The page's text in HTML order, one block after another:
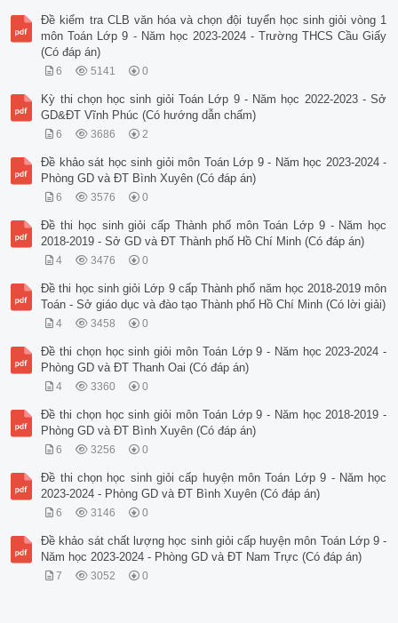
Đề kiểm tra CLB văn hóa và chọn đội tuyển học sinh giỏi vòng 1
môn Toán Lớp 9 - Năm học 2023-2024 - Trường THCS Cầu Giấy
(Có đáp án)
6 5141 0
Kỳ thi chọn học sinh giỏi Toán Lớp 9 - Năm học 2022-2023 - Sở
GD&ĐT Vĩnh Phúc (Có hướng dẫn chấm)
6 3686 2
Đề khảo sát học sinh giỏi môn Toán Lớp 9 - Năm học 2023-2024 -
Phòng GD và ĐT Bình Xuyên (Có đáp án)
6 3576 0
Đề thi học sinh giỏi cấp Thành phố môn Toán Lớp 9 - Năm học
2018-2019 - Sở GD và ĐT Thành phố Hồ Chí Minh (Có đáp án)
4 3476 0
Đề thi học sinh giỏi Lớp 9 cấp Thành phố năm học 2018-2019 môn
Toán - Sở giáo dục và đào tạo Thành phố Hồ Chí Minh (Có lời giải)
4 3458 0
Đề thi chọn học sinh giỏi môn Toán Lớp 9 - Năm học 2023-2024 -
Phòng GD và ĐT Thanh Oai (Có đáp án)
4 3360 0
Đề thi chọn học sinh giỏi môn Toán Lớp 9 - Năm học 2018-2019 -
Phòng GD và ĐT Bình Xuyên (Có đáp án)
6 3256 0
Đề thi chọn học sinh giỏi cấp huyện môn Toán Lớp 9 - Năm học
2023-2024 - Phòng GD và ĐT Bình Xuyên (Có đáp án)
6 3146 0
Đề khảo sát chất lượng học sinh giỏi cấp huyện môn Toán Lớp 9 -
Năm học 2023-2024 - Phòng GD và ĐT Nam Trực (Có đáp án)
7 3052 0